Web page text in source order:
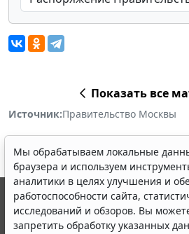
Показать все
Источник:Правительство Москвы
Мы обрабатываем локальные
браузера и используем
аналитики в целях улучшения и
работоспособности сайта,
исследований и обзоров. Вы
запретить обработку указанных
© ООО "НПП "ГАРАНТ-СЕРВИС", 2026.
выпускается с 1990 года.